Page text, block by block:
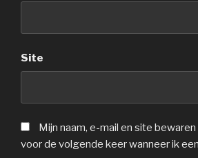
Site
Mijn naam, e-mail en site
voor de volgende keer wanneer ik